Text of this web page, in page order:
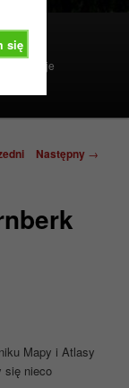
się
Instrukcje
Następny →
Mapy i Atlasy
się nieco